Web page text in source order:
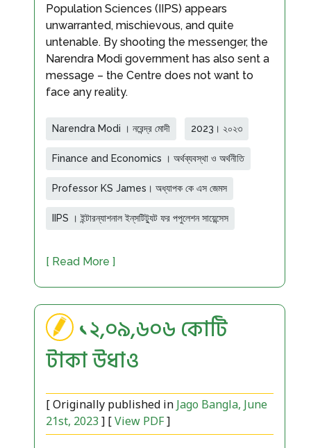
Population Sciences (IIPS) appears
unwarranted, mischievous, and quite
untenable. By shooting the messenger, the
Narendra Modi government has also sent a
message – the Centre does not want to
face any reality.
Narendra Modi । নরেন্দ্র মোদী 2023। ২০২৩
Finance and Economics । অর্থব্যবস্থা ও অর্থনীতি
Professor KS James। অধ্যাপক কে এস জেমস
IIPS । ইন্টারন্যাশনাল ইন্‌সটিট্যুট ফর পপুলেশন সায়েন্সেস
[ Read More ]
১২,০৯,৬০৬ কোটি
টাকা উধাও
[ Originally published in Jago Bangla, June
21st, 2023 ] [View PDF]